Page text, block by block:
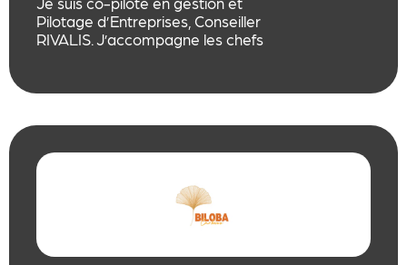
Pilotage d’Entreprises, Conseiller
RIVALIS. J’accompagne les chefs
aider à prendre les meilleurs
leur management et optimiser
leurs performances. Je les aide à
définir les meilleures stratégies et
retrouver de la sérénité.